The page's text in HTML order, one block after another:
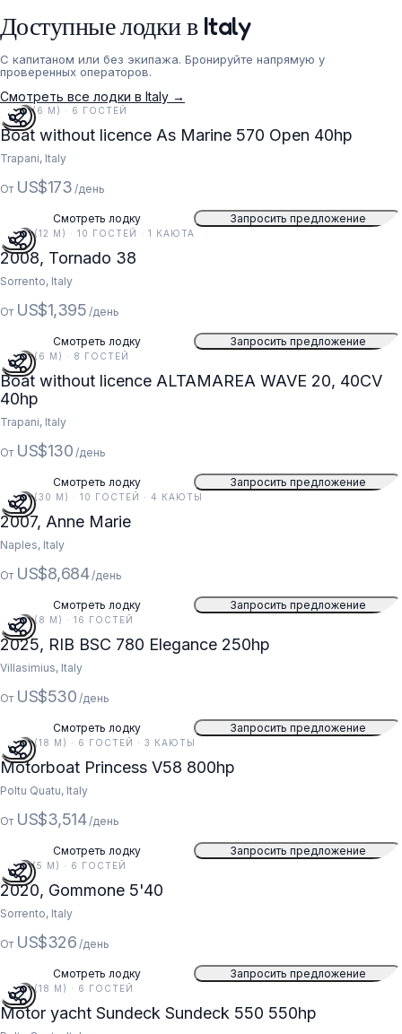
Доступные лодки в Italy
С капитаном или без экипажа. Бронируйте напрямую у
проверенных операторов.
Смотреть все лодки в Italy →
19 FT (6 M) · 6 ГОСТЕЙ
Boat without licence As Marine 570 Open 40hp
Trapani, Italy
От US$173 /день
Смотреть лодку Запросить предложение
38 FT (12 M) · 10 ГОСТЕЙ · 1 КАЮТА
2008, Tornado 38
Sorrento, Italy
От US$1,395 /день
Смотреть лодку Запросить предложение
20 FT (6 M) · 8 ГОСТЕЙ
Boat without licence ALTAMAREA WAVE 20, 40CV
40hp
Trapani, Italy
От US$130 /день
Смотреть лодку Запросить предложение
97 FT (30 M) · 10 ГОСТЕЙ · 4 КАЮТЫ
2007, Anne Marie
Naples, Italy
От US$8,684 /день
Смотреть лодку Запросить предложение
26 FT (8 M) · 16 ГОСТЕЙ
2025, RIB BSC 780 Elegance 250hp
Villasimius, Italy
От US$530 /день
Смотреть лодку Запросить предложение
59 FT (18 M) · 6 ГОСТЕЙ · 3 КАЮТЫ
Motorboat Princess V58 800hp
Poltu Quatu, Italy
От US$3,514 /день
Смотреть лодку Запросить предложение
18 FT (5 M) · 6 ГОСТЕЙ
2020, Gommone 5'40
Sorrento, Italy
От US$326 /день
Смотреть лодку Запросить предложение
59 FT (18 M) · 6 ГОСТЕЙ
Motor yacht Sundeck Sundeck 550 550hp